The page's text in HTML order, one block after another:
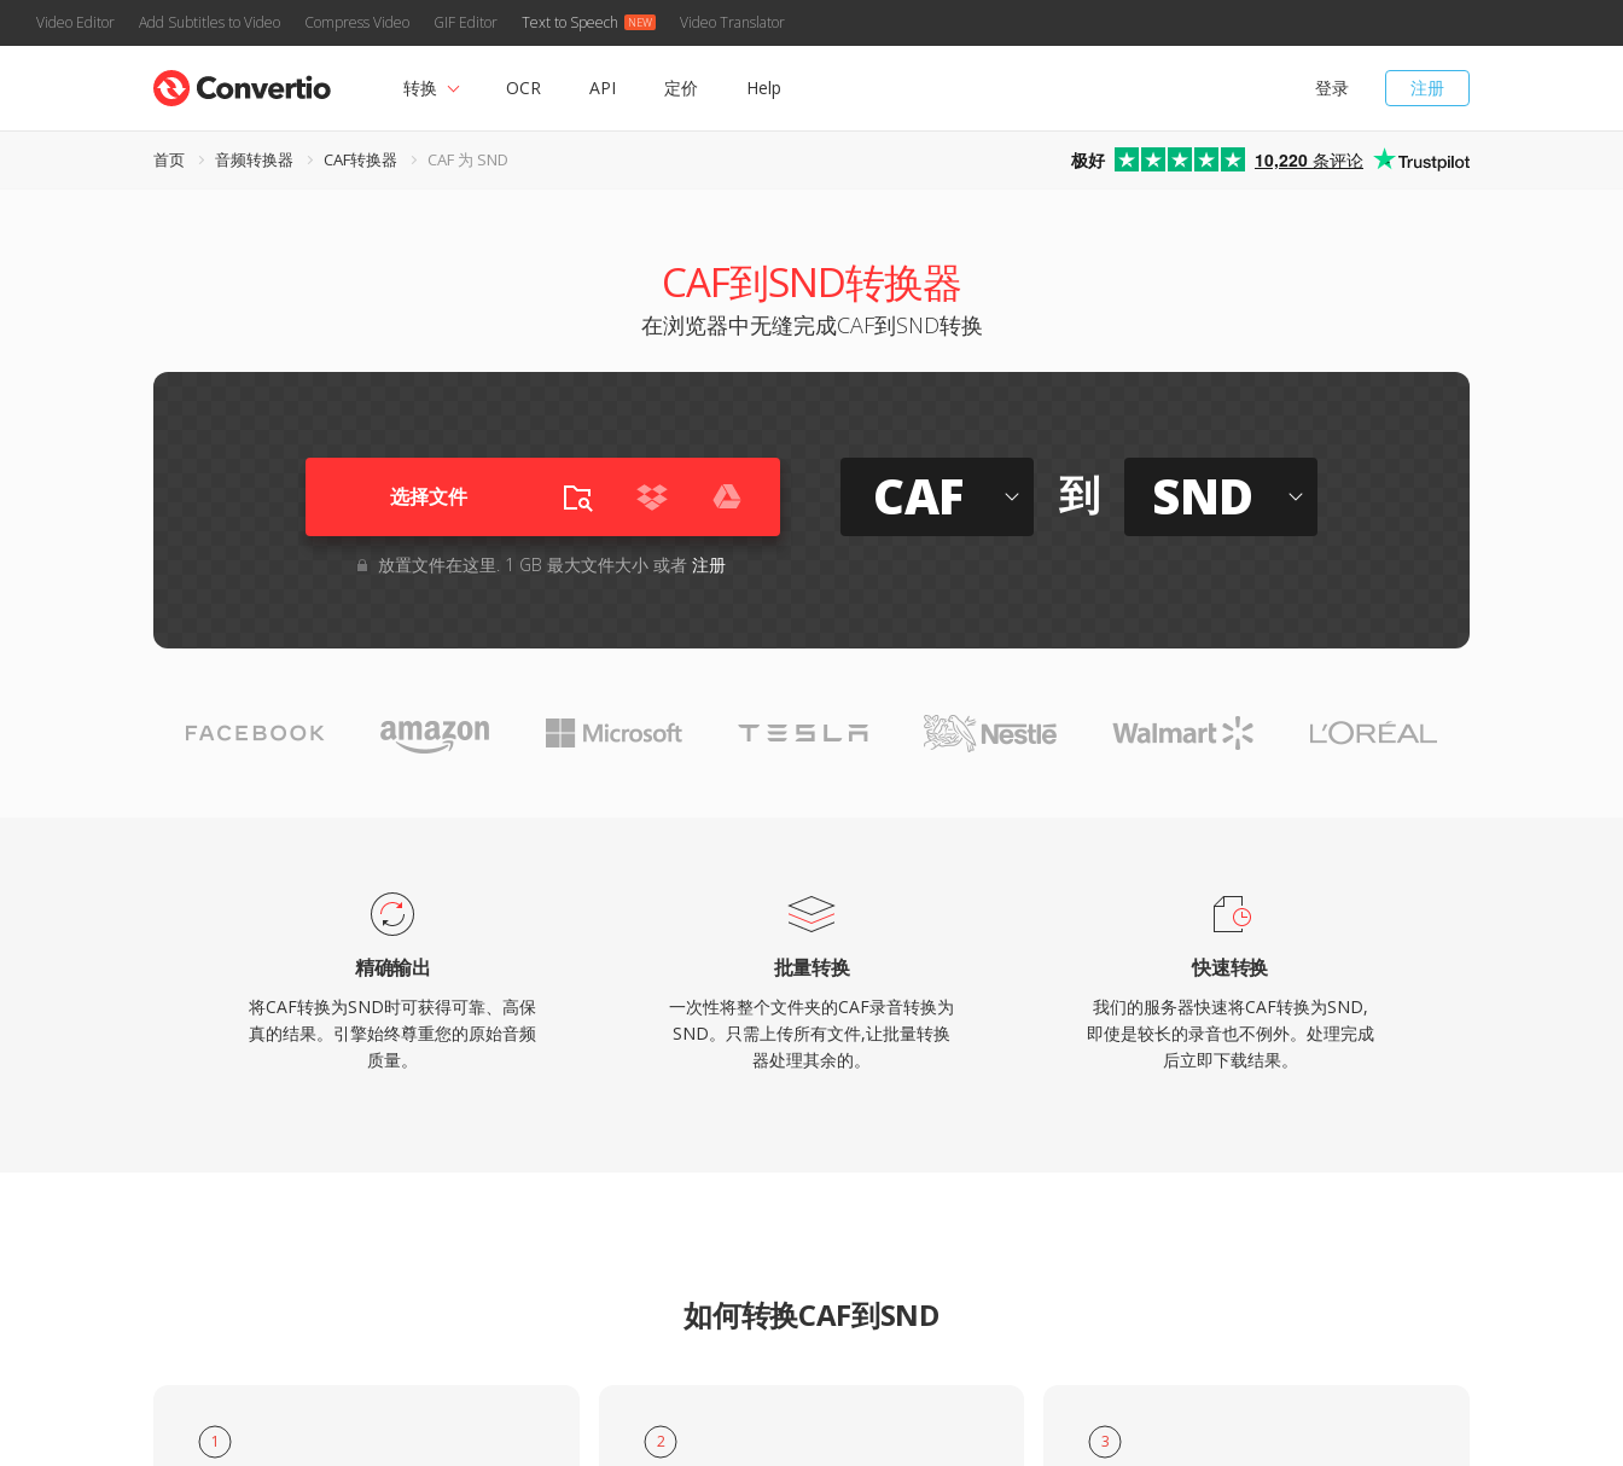
Video Editor Add Subtitles to Video Compress Video GIF Editor Text to Speech Video Translator
注册
登录
转换 OCR API 定价 Help
首页 音频转换器 CAF转换器 CAF 为 SND 极好 10,220 条评论
CAF到SND转换器
在浏览器中无缝完成CAF到SND转换
选择文件
放置文件在这里. 1 GB 最大文件大小 或者 注册
CAF 到 SND
精确输出
将CAF转换为SND时可获得可靠、高保
真的结果。引擎始终尊重您的原始音频
质量。
批量转换
一次性将整个文件夹的CAF录音转换为
SND。只需上传所有文件,让批量转换
器处理其余的。
快速转换
我们的服务器快速将CAF转换为SND,
即使是较长的录音也不例外。处理完成
后立即下载结果。
如何转换CAF到SND
1 2 3